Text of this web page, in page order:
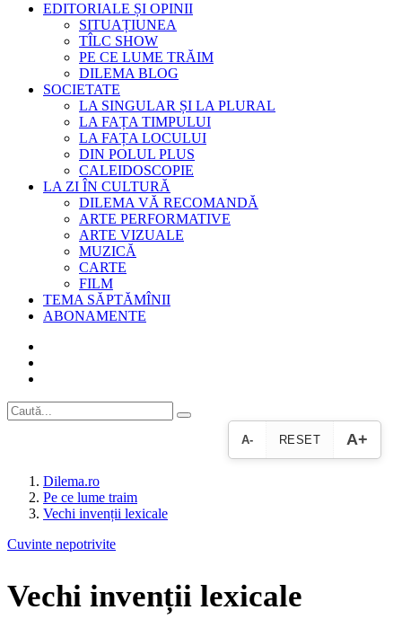
EDITORIALE ȘI OPINII
SITUAȚIUNEA
TÎLC SHOW
PE CE LUME TRĂIM
DILEMA BLOG
SOCIETATE
LA SINGULAR ȘI LA PLURAL
LA FAȚA TIMPULUI
LA FAȚA LOCULUI
DIN POLUL PLUS
CALEIDOSCOPIE
LA ZI ÎN CULTURĂ
DILEMA VĂ RECOMANDĂ
ARTE PERFORMATIVE
ARTE VIZUALE
MUZICĂ
CARTE
FILM
TEMA SĂPTĂMÎNII
ABONAMENTE
A- RESET A+
Dilema.ro
Pe ce lume traim
Vechi invenții lexicale
Cuvinte nepotrivite
Vechi invenții lexicale